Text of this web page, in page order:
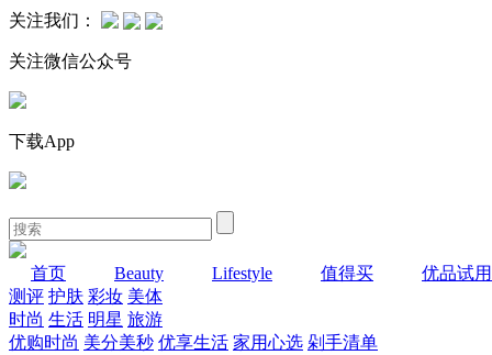
关注我们：
关注微信公众号
下载App
首页 Beauty Lifestyle 值得买
优品试用
测评 护肤 彩妆 美体
时尚 生活 明星 旅游
优购时尚 美分美秒 优享生活 家用心选 剁手清单